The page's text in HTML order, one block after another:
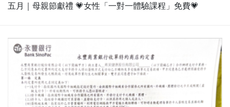
五月｜母親節獻禮 💗女性「一對一體驗課程」免費💗